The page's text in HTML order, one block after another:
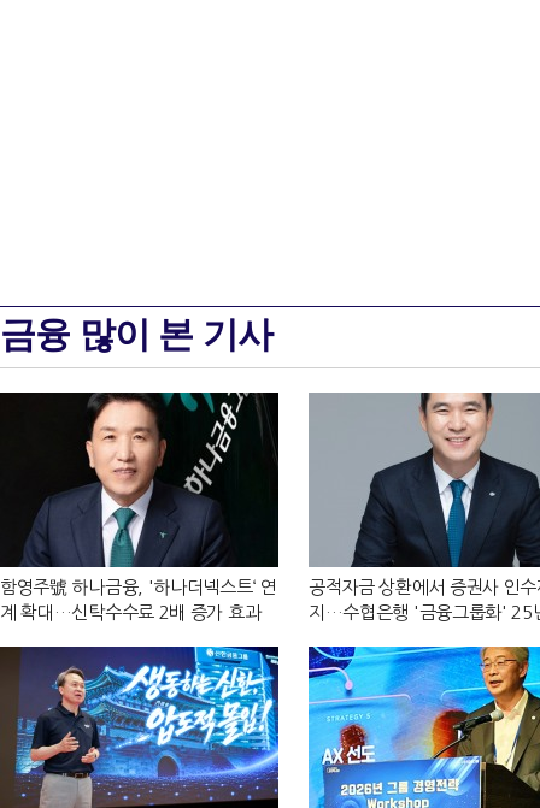
금융 많이 본 기사
함영주號 하나금융, '하나더넥스트‘ 연
계 확대…신탁수수료 2배 증가 효과
공적자금 상환에서 증권사 인수
지…수협은행 '금융그룹화' 25